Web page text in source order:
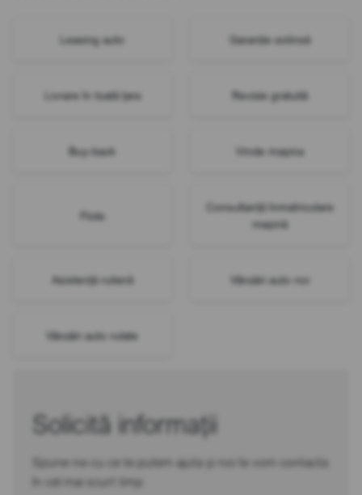
Leasing auto Garanție extinsă
Livrare în toată țara Revizie gratuită
Buy-back Vinde mașina
Flote
Consultanță înmatriculare
mașină
Asistență rutieră Vânzări auto noi
Vânzări auto rulate
Solicită informații
Spune-ne cu ce te putem ajuta și noi te vom contacta
în cel mai scurt timp